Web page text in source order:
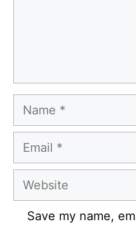
Name
Email
Website
Save my name,